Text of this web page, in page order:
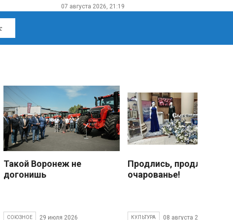
07 августа 2026, 21:19
Такой Воронеж не
догонишь
СОЮЗНОЕ 29 июля 2026
Продлись, продлись
очарованье!
КУЛЬТУРА 08 августа 2026